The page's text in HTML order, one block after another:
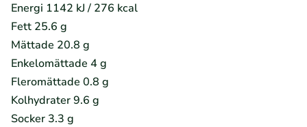
Energi 1142 kJ / 276 kcal
Fett 25.6 g
Mättade 20.8 g
Enkelomättade 4 g
Fleromättade 0.8 g
Kolhydrater 9.6 g
Socker 3.3 g